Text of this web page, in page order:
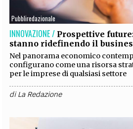
Pubbliredazionale
INNOVAZIONE / Prospettive
stanno ridefinendo il
Nel panorama economico
configurano come una risorsa
per le imprese di qualsiasi settore
diLa Redazione